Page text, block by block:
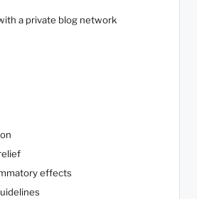
a private blog network
effects